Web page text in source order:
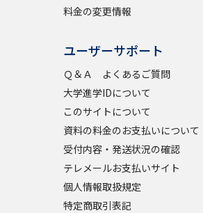
資料検索
料金の変更情報
ユーザーサポート
Ｑ＆Ａ よくあるご質問
大学進学IDについて
このサイトについて
資料の料金のお支払いについて
受付内容・発送状況の確認
テレメールお支払いサイト
個人情報取扱規定
特定商取引表記